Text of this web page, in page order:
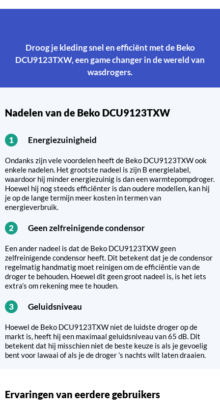
Droog je kleding snel en efficiënt met de Beko
DCU9123TXW, een game changer in de wereld van
wasdrogers.
Nadelen van de Beko DCU9123TXW
1 Energiezuinigheid
Ondanks zijn vele voordelen heeft de Beko DCU9123TXW ook
enkele nadelen. Het grootste nadeel is zijn B energielabel,
waardoor hij minder energiezuinig is dan een warmtepompdroger.
Hoewel hij nog steeds efficiënter is dan oudere modellen, kan hij
je op de lange termijn meer kosten in termen van
energieverbruik.
2 Geen zelfreinigende condensor
Een ander nadeel is dat de Beko DCU9123TXW geen
zelfreinigende condensor heeft. Dit betekent dat je de condensor
regelmatig handmatig moet reinigen om de efficiëntie van de
droger te behouden. Hoewel dit geen groot nadeel is, is het iets
extra’s om rekening mee te houden.
3 Geluidsniveau
Hoewel de Beko DCU9123TXW niet de luidste droger op de
markt is, heeft hij een maximaal geluidsniveau van 65 dB. Dit
betekent dat hij misschien niet de beste keuze is als je gevoelig
bent voor lawaai of als je de droger ’s nachts wilt laten draaien.
Ervaringen van eerdere gebruikers